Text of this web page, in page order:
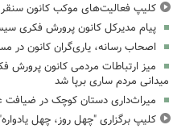
کلیپ فعالیت‌های موکب کانون سنقر
پیام مدیرکل کانون پرورش فکری
اصحاب رسانه، یاری‌گران کانون در
میز ارتباطات مردمی کانون پرورش
میدانی مردم ساری برپا شد
میراث‌داری دستان کوچک در ضیافت
کلیپ برگزاری "چهل روز، چهل یادواره" در مجتمع